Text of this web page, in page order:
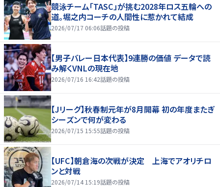
競泳チーム「TASC」が挑む2028年ロス五輪への
道。堀之内コーチの人間性に惹かれて結成
2026/07/17 06:06話題の投稿
【男子バレー日本代表】9連勝の価値 データで読
み解くVNLの現在地
2026/07/16 16:42話題の投稿
【Jリーグ】秋春制元年が8月開幕 初の年度またぎ
シーズンで何が変わる
2026/07/15 15:55話題の投稿
【UFC】朝倉海の次戦が決定 上海でアオリチロ
ンと対戦
2026/07/14 15:19話題の投稿